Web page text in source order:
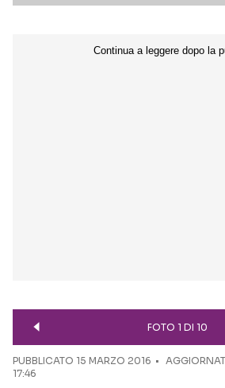
FOTO 1 DI 10
PUBBLICATO 15 MARZO 2016
17:46